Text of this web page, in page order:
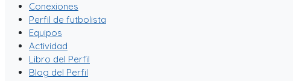
Conexiones
Perfil de futbolista
Equipos
Actividad
Libro del Perfil
Blog del Perfil